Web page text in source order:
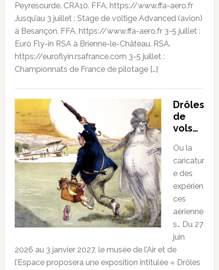
Peyresourde. CRA10. FFA. https://www.ffa-aero.fr
Jusqu’au 3 juillet : Stage de voltige Advanced (avion)
à Besançon. FFA. https://www.ffa-aero.fr 3-5 juillet :
Euro Fly-in RSA à Brienne-le-Château. RSA.
https://euroflyin.rsafrance.com 3-5 juillet :
Championnats de France de pilotage […]
Drôles
de
vols…
Ou la
caricatur
e des
expérien
ces
aérienne
s… Du 27
juin
2026 au 3 janvier 2027, le musée de l’Air et de
l’Espace proposera une exposition intitulée « Drôles